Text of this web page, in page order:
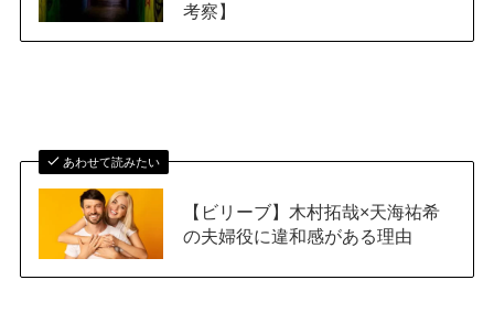
考察】
あわせて読みたい
【ビリーブ】木村拓哉×天海祐希
の夫婦役に違和感がある理由